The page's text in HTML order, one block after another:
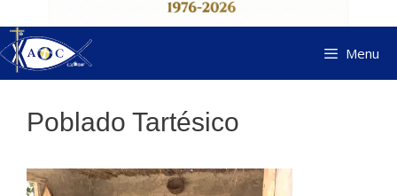
Menu
Poblado Tartésico